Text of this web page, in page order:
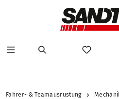
Fahrer- & Teamausrüstung